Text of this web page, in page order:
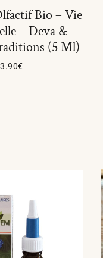
Bio – Vie
– Deva &
(5 Ml)
€